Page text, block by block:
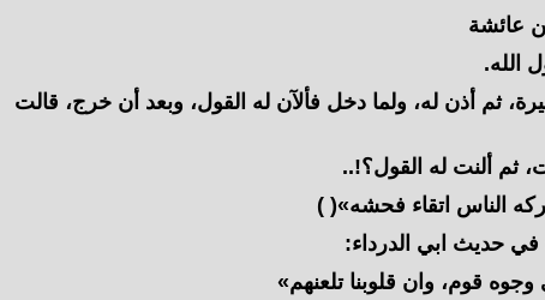
عائشة
الله.
ثم أذن له، ولما دخل فألآن له القول، وبعد أن خرج، قالت
ثم ألنت له القول؟!..
الناس اتقاء فحشه»( )
حديث ابي الدرداء:
قوم، وان قلوبنا تلعنهم»